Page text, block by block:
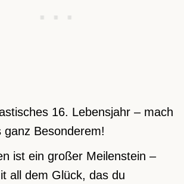
16. Lebensjahr – mach
ganz Besonderem!
ist ein großer Meilenstein –
all dem Glück, das du